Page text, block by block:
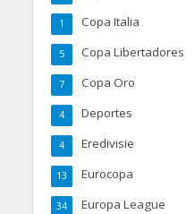
Copa Italia
1
Copa Libertadores
5
Copa Oro
7
Deportes
4
Eredivisie
4
Eurocopa
13
Europa League
34